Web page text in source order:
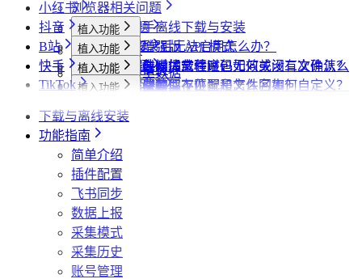
浏览器相关问题
社媒助手离线下载与安装
CRX 安装后无法启用怎么办？
下载插件时提示程序包无效或没有文件怎么
办？
为什么推荐使用最新版 Chrome？
会员相关问题
什么是增强版 API 模式
什么是自动加载验证码
如何免费获取 VIP
为什么不能注册账号
下载相关问题
批量下载媒体文件时，如何关闭二次确认？
下载文件的保存位置和文件名如何自定义？
飞书相关问题
提示字段类型不匹配是怎么回事？
小红书相关问题
406“是怎么回事？
什么情况？
小红书提示存在风险插件要如何处理？
为什么搜索导出最多只有两百多篇笔记？
为什么采集到的评论比页面显示的数量少一
为什么有时候视频数据会获取不全？
哔哩哔哩相关问题
样？
小红书
植入功能
专辑页
笔记详情页
搜索页
博主详情页
批量采集
采集博主数据
采集评论数据
采集笔记数据
其他功能
链接转换
抖音
植入功能
搜索页
达人详情页
视频详情页
批量采集
采集达人数据
采集视频数据
其他功能
链接转换
B站
植入功能
搜索页
UP主详情页
批量采集
采集评论数据
采集视频数据
其他功能
快手
植入功能
达人详情页
视频详情页
批量采集
采集评论数据
采集视频数据
其他功能
链接转换
TikTok
达人详情页
视频详情页
批量采集
采集达人数据
采集视频数据
采集评论数据
其他功能
短链解析
下载与离线安装
功能指南
简单介绍
插件配置
飞书同步
数据上报
采集模式
采集历史
账号管理